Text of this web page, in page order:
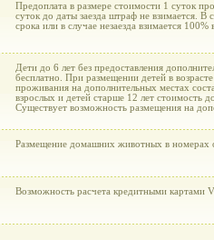
Предоплата в размере стоимости 1 суток
суток до даты заезда штраф не взимается. В
срока или в случае незаезда взимается
Дети до 6 лет без предоставления
бесплатно. При размещении детей в
проживания на дополнительных местах
взрослых и детей старше 12 лет стоимость
Существует возможность размещения на
Размещение домашних животных в номерах
Возможность расчета кредитными картами